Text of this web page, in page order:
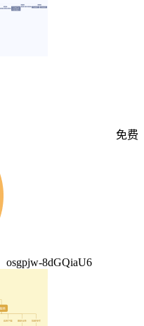
osgpjw-8dGQiaU6
免费